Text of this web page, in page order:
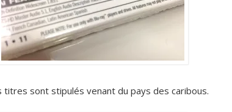
titres sont stipulés venant du pays des caribous.